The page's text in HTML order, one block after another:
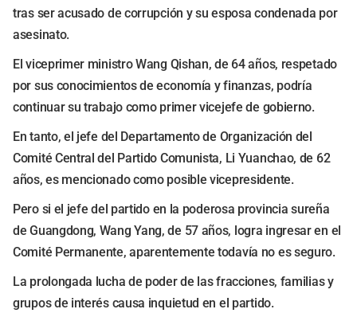
tras ser acusado de corrupción y su esposa condenada por
asesinato.
El viceprimer ministro Wang Qishan, de 64 años, respetado
por sus conocimientos de economía y finanzas, podría
continuar su trabajo como primer vicejefe de gobierno.
En tanto, el jefe del Departamento de Organización del
Comité Central del Partido Comunista, Li Yuanchao, de 62
años, es mencionado como posible vicepresidente.
Pero si el jefe del partido en la poderosa provincia sureña
de Guangdong, Wang Yang, de 57 años, logra ingresar en el
Comité Permanente, aparentemente todavía no es seguro.
La prolongada lucha de poder de las fracciones, familias y
grupos de interés causa inquietud en el partido.